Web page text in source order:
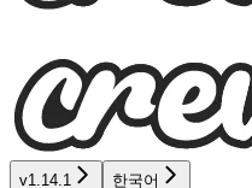
v1.14.1 한국어